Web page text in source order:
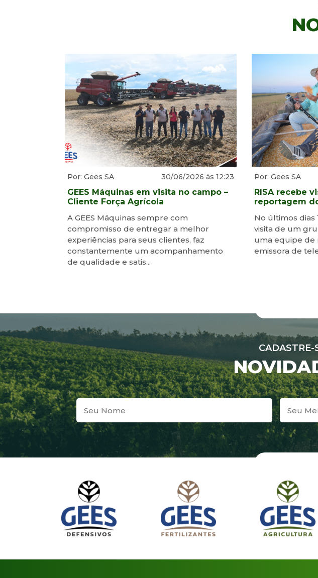
Por: Gees SA 30/06/2026 ás 12:23
GEES Máquinas em visita no campo –
Cliente Força Agrícola
A GEES Máquinas sempre com
compromisso de entregar a melhor
experiências para seus clientes, faz
constantemente um acompanhamento
de qualidade e satis...
Por: Gees SA
RISA recebe
reportagem
No últimos dias
visita de um
uma equipe de
emissora de
CADASTRE-